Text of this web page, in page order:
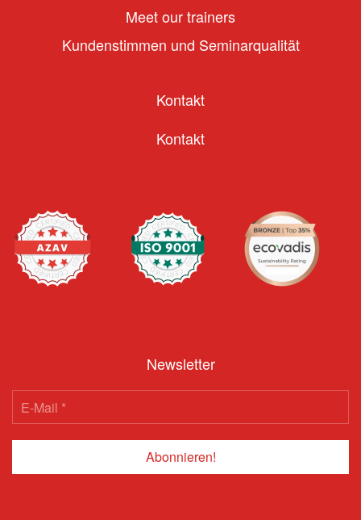
Meet our trainers
Kundenstimmen und Seminarqualität
Kontakt
Kontakt
Newsletter